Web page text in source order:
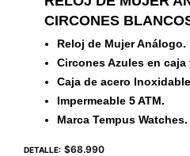
CIRCONES
Reloj de Mujer Análogo.
Circones Azules en
Caja de acero
Impermeable 5 ATM.
Marca Tempus Watches.
DETALLE: $68.990